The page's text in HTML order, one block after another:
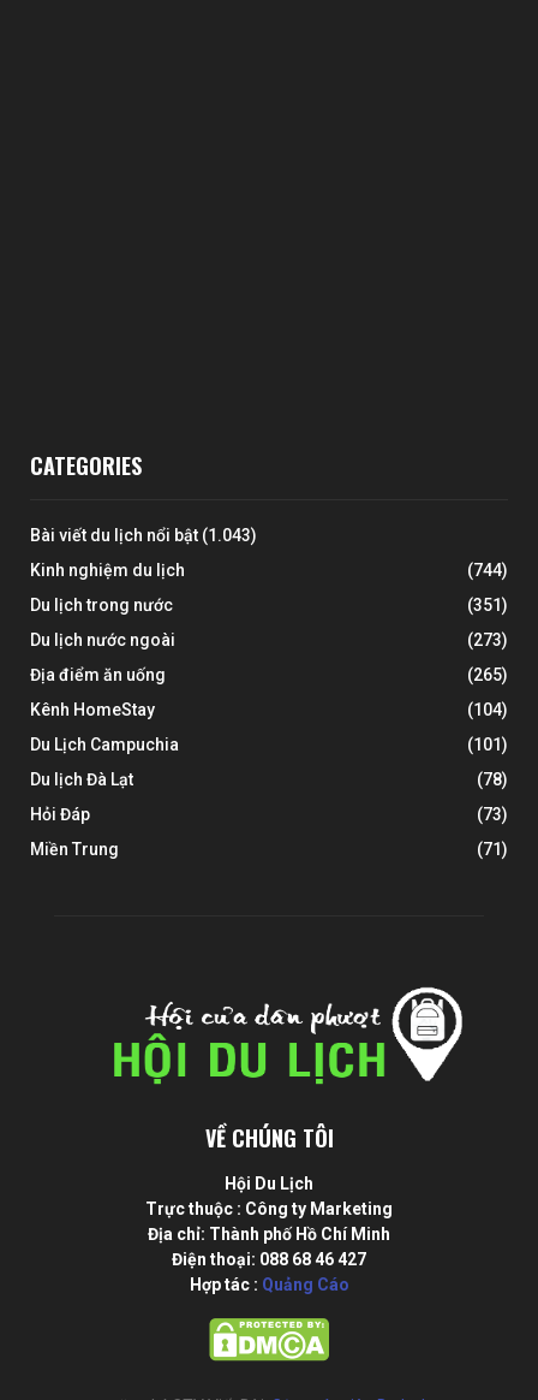
CATEGORIES
Bài viết du lịch nổi bật (1.043)
Kinh nghiệm du lịch
(744)
Du lịch trong nước
(351)
Du lịch nước ngoài
(273)
Địa điểm ăn uống
(265)
Kênh HomeStay
(104)
Du Lịch Campuchia
(101)
Du lịch Đà Lạt
(78)
Hỏi Đáp
(73)
Miền Trung
(71)
VỀ CHÚNG TÔI
Hội Du Lịch
Trực thuộc : Công ty Marketing
Địa chỉ: Thành phố Hồ Chí Minh
Điện thoại: 088 68 46 427
Hợp tác : Quảng Cáo